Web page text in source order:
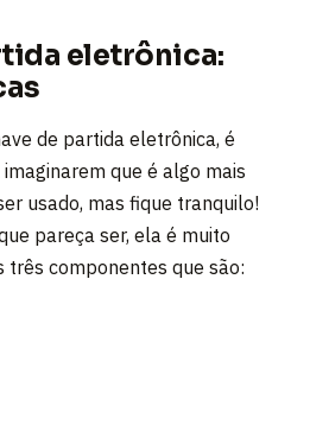
eletrônica:
de partida eletrônica, é
que é algo mais
usado, mas fique tranquilo!
pareça ser, ela é muito
três componentes que são: